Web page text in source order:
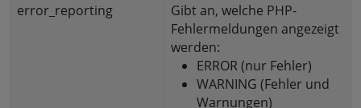
error_reporting
Gibt an, welche PHP-
Fehlermeldungen angezeigt
werden:
ERROR (nur Fehler)
WARNING (Fehler und
Warnungen)